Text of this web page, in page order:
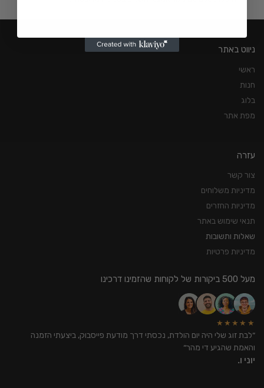
ניווט באתר
ראשי
חנות
בלוג
מפת אתר
עזרה
צור קשר
מדיניות משלוחים
מדיניות החזרים
תנאי שימוש באתר
שאלות ותשובות
מדיניות פרטיות
מעל 500 ביקורות של לקוחות שהזמינו דרכינו
★★★★★
״לבת זוג שלי היה יום הולדת, נכסתי דרך מודעת פייסבוק, ביצעתי הזמנה
והאמת שהגיע די מהר״
יוני ו.